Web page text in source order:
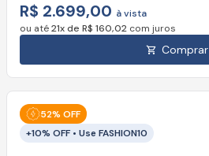
R$ 2.699,00 à vista
ou até21x de R$ 160,02 com juros
Comprar
52% OFF
+10% OFF • Use FASHION10